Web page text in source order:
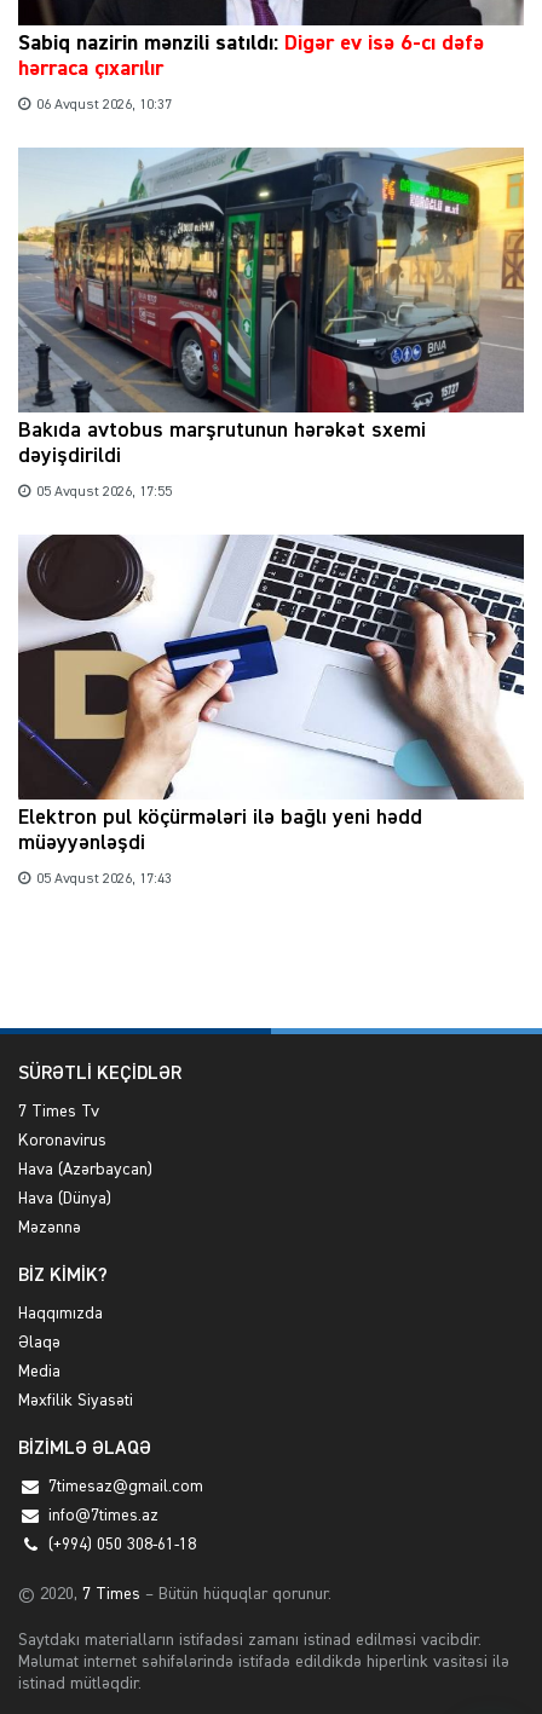
Sabiq nazirin mənzili satıldı: Digər ev isə 6-cı dəfə
hərraca çıxarılır
06 Avqust 2026, 10:37
Bakıda avtobus marşrutunun hərəkət sxemi
dəyişdirildi
05 Avqust 2026, 17:55
Elektron pul köçürmələri ilə bağlı yeni hədd
müəyyənləşdi
05 Avqust 2026, 17:43
SÜRƏTLİ KEÇİDLƏR
7 Times Tv
Koronavirus
Hava (Azərbaycan)
Hava (Dünya)
Məzənnə
BİZ KİMİK?
Haqqımızda
Əlaqə
Media
Məxfilik Siyasəti
BİZİMLƏ ƏLAQƏ
7timesaz@gmail.com
info@7times.az
(+994) 050 308-61-18
© 2020, 7 Times – Bütün hüquqlar qorunur.
Saytdakı materialların istifadəsi zamanı istinad edilməsi vacibdir.
Məlumat internet səhifələrində istifadə edildikdə hiperlink vasitəsi ilə
istinad mütləqdir.